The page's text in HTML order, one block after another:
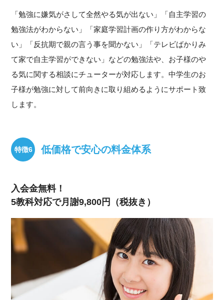
「勉強に嫌気がさして全然やる気が出ない」「自主学習の
勉強法がわからない」「家庭学習計画の作り方がわからな
い」「反抗期で親の言う事を聞かない」「テレビばかりみ
て家で自主学習ができない」などの勉強法や、お子様のや
る気に関する相談にチューターが対応します。中学生のお
子様が勉強に対して前向きに取り組めるようにサポート致
します。
低価格で安心の料金体系
入会金無料！
5教科対応で月謝9,800円（税抜き）